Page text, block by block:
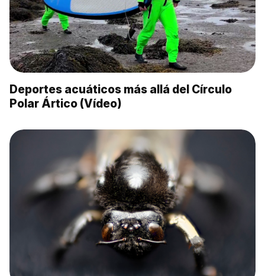
Deportes acuáticos más allá del Círculo
Polar Ártico (Vídeo)